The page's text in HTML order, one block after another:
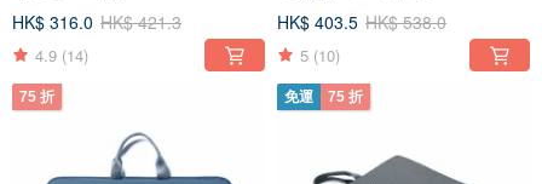
HK$ 316.0 HK$ 421.3
4.9 (14)
HK$ 403.5 HK$ 538.0
5 (10)
75 折 免運 75 折